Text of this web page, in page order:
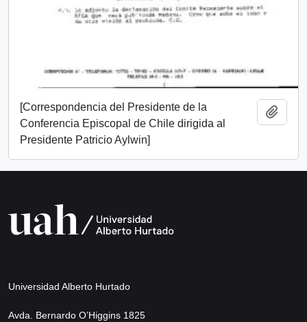
[Correspondencia del Presidente de la
Conferencia Episcopal de Chile dirigida al
Presidente Patricio Aylwin]
Universidad Alberto Hurtado
Avda. Bernardo O’Higgins 1825